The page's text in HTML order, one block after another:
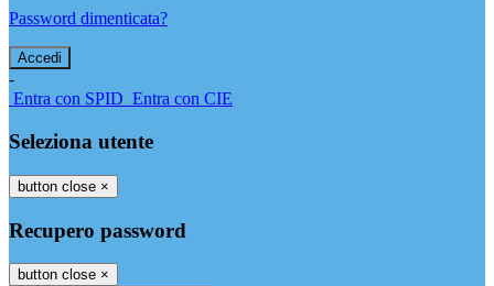
Password dimenticata?
-
Entra con SPID Entra con CIE
Seleziona utente
button close ×
Recupero password
button close ×